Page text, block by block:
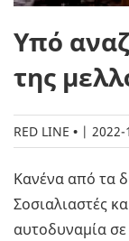
Υπό
της
RED LINE | 2022-
Κανένα από τα
Σοσιαλιαστές
αυτοδυναμία